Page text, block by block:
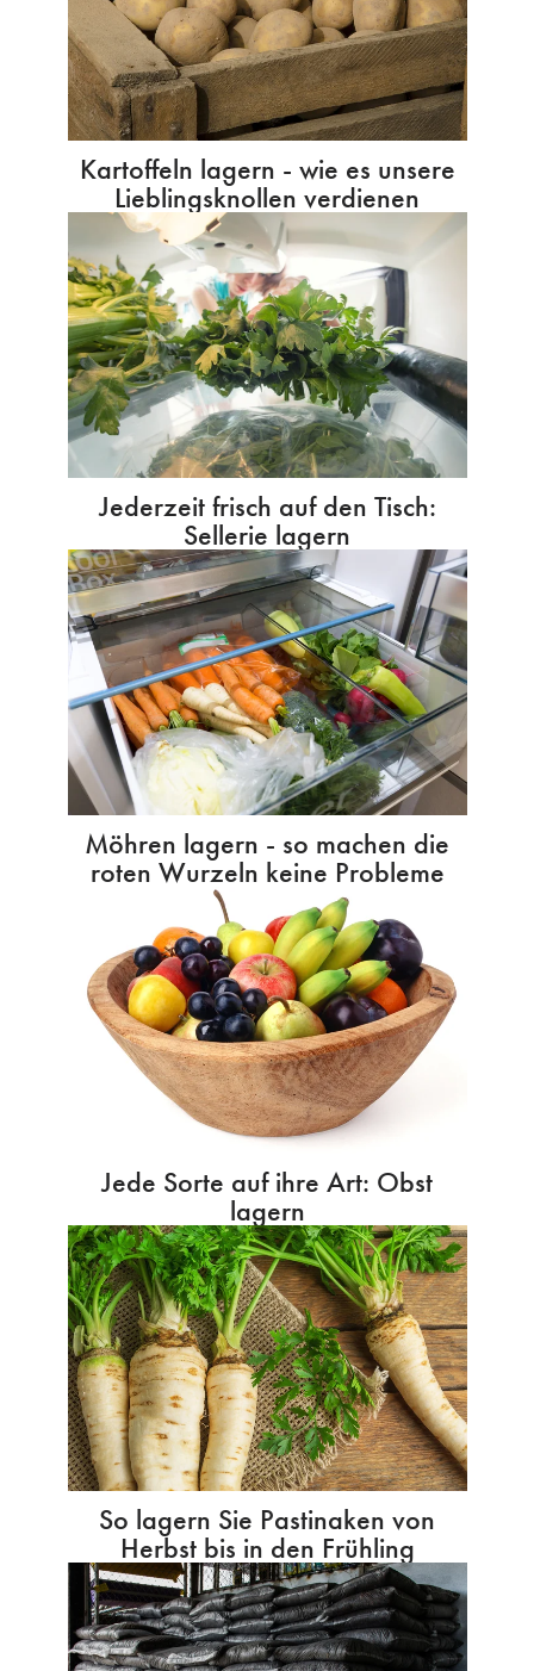
Kartoffeln lagern - wie es unsere
Lieblingsknollen verdienen
Jederzeit frisch auf den Tisch:
Sellerie lagern
Möhren lagern - so machen die
roten Wurzeln keine Probleme
Jede Sorte auf ihre Art: Obst
lagern
So lagern Sie Pastinaken von
Herbst bis in den Frühling